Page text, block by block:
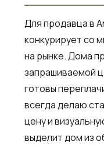
Для продавца в
конкурирует со
на рынке. Дома
запрашиваемой
готовы
всегда делаю
цену и
выделит дом из